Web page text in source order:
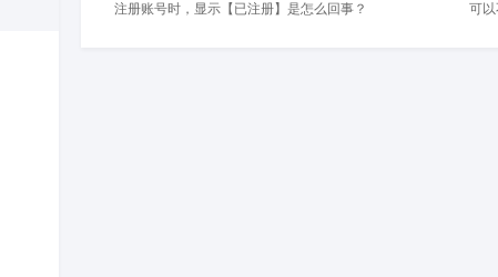
注册账号时，显示【已注册】是怎么回事？ 可